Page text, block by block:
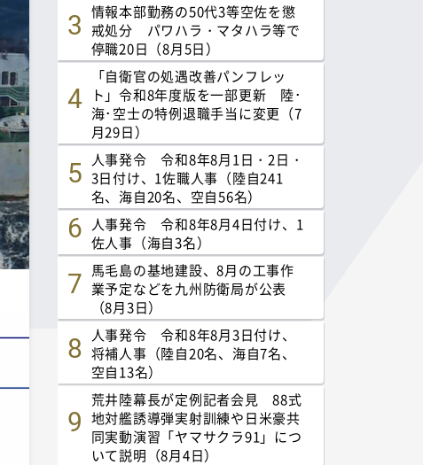
情報本部勤務の50代3等空佐を懲
戒処分 パワハラ・マタハラ等で
停職20日（8月5日）
「自衛官の処遇改善パンフレッ
ト」令和8年度版を一部更新 陸･
海･空士の特例退職手当に変更（7
月29日）
人事発令 令和8年8月1日・2日・
3日付け、1佐職人事（陸自241
名、海自20名、空自56名）
人事発令 令和8年8月4日付け、1
佐人事（海自3名）
馬毛島の基地建設、8月の工事作
業予定などを九州防衛局が公表
（8月3日）
人事発令 令和8年8月3日付け、
将補人事（陸自20名、海自7名、
空自13名）
荒井陸幕長が定例記者会見 88式
地対艦誘導弾実射訓練や日米豪共
同実動演習「ヤマサクラ91」につ
いて説明（8月4日）